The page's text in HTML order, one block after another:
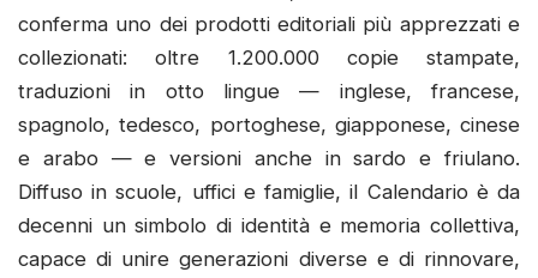
conferma uno dei prodotti editoriali più apprezzati e
collezionati: oltre 1.200.000 copie stampate,
traduzioni in otto lingue — inglese, francese,
spagnolo, tedesco, portoghese, giapponese, cinese
e arabo — e versioni anche in sardo e friulano.
Diffuso in scuole, uffici e famiglie, il Calendario è da
decenni un simbolo di identità e memoria collettiva,
capace di unire generazioni diverse e di rinnovare,